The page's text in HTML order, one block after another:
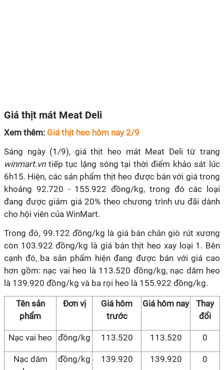
Giá thịt mát Meat Deli
Xem thêm: Giá thịt heo hôm nay 2/9
Sáng ngày (1/9), giá thịt heo mát Meat Deli từ trang
winmart.vntiếp tục lặng sóng tại thời điểm khảo sát lúc
6h15. Hiện, các sản phẩm thịt heo được bán với giá trong
khoảng 92.720 - 155.922 đồng/kg, trong đó các loại
đang được giảm giá 20% theo chương trình ưu đãi dành
cho hội viên của WinMart.
Trong đó, 99.122 đồng/kg là giá bán chân giò rút xương
còn 103.922 đồng/kg là giá bán thịt heo xay loại 1. Bên
cạnh đó, ba sản phẩm hiện đang được bán với giá cao
hơn gồm: nạc vai heo là 113.520 đồng/kg, nạc dăm heo
là 139.920 đồng/kg và ba rọi heo là 155.922 đồng/kg.
Tên sản
phẩm
Đơn vị
Giá hôm
trước
Giá hôm nay
Thay
đổi
Nạc vai heo đồng/kg 113.520 113.520 0
Nạc dăm
đồng/kg 139.920 139.920 0